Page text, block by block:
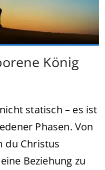
König
statisch – es ist
Phasen. Von
du Christus
Beziehung zu